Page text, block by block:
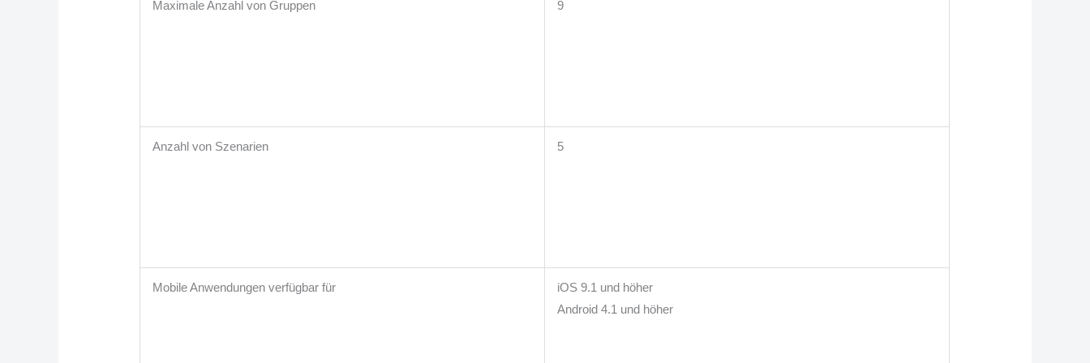
Maximale Anzahl von Gruppen 9
Anzahl von Szenarien 5
Mobile Anwendungen verfügbar für
iOS 9.1 und höher
Android 4.1 und höher